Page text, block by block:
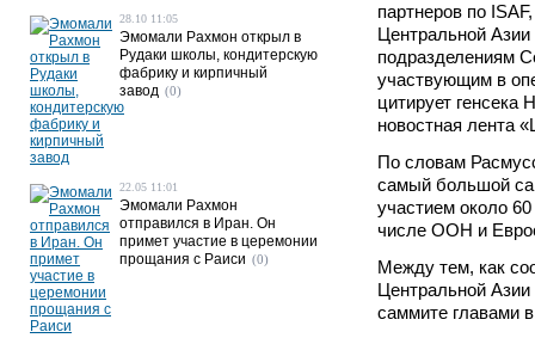
партнеров по
Центральной
подразделениям
участвующим в
цитирует
новостная лента
По словам
самый большой
участием около
числе ООН и
Между тем, как
Центральной
саммите главами
28.10 11:05
Эмомали Рахмон открыл в
Рудаки школы, кондитерскую
фабрику и кирпичный
завод (0)
22.05 11:01
Эмомали Рахмон
отправился в Иран. Он
примет участие в церемонии
прощания с Раиси (0)